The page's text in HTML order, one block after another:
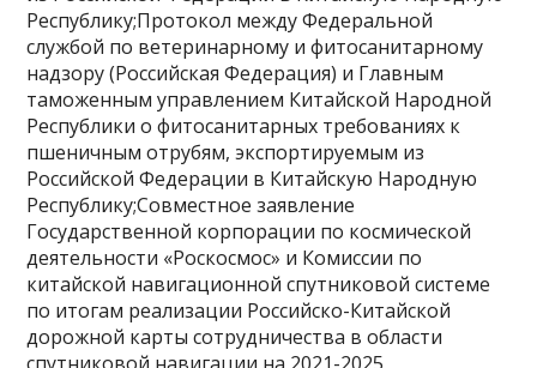
Республику;Протокол между Федеральной
службой по ветеринарному и фитосанитарному
надзору (Российская Федерация) и Главным
таможенным управлением Китайской Народной
Республики о фитосанитарных требованиях к
пшеничным отрубям, экспортируемым из
Российской Федерации в Китайскую Народную
Республику;Совместное заявление
Государственной корпорации по космической
деятельности «Роскосмос» и Комиссии по
китайской навигационной спутниковой системе
по итогам реализации Российско-Китайской
дорожной карты сотрудничества в области
спутниковой навигации на 2021-2025